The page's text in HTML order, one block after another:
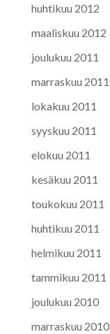
huhtikuu 2012
maaliskuu 2012
joulukuu 2011
marraskuu 2011
lokakuu 2011
syyskuu 2011
elokuu 2011
kesäkuu 2011
toukokuu 2011
huhtikuu 2011
helmikuu 2011
tammikuu 2011
joulukuu 2010
marraskuu 2010